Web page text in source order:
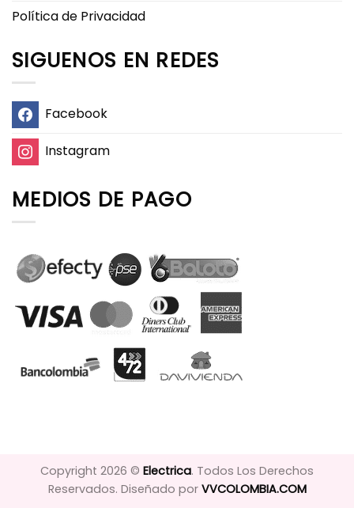
Política de Privacidad
SIGUENOS EN REDES
Facebook
Instagram
MEDIOS DE PAGO
Copyright 2026 © Electrica. Todos Los Derechos
Reservados. Diseñado por VVCOLOMBIA.COM